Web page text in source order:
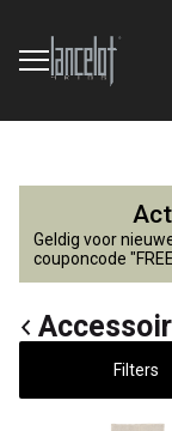
4
Kids
Geldig voor
couponcode
Filters